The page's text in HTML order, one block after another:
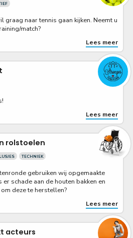
graag naar tennis gaan kijken. Neemt u
match?
Lees meer
Lees meer
rolstoelen
TECHNIEK
gebruiken wij opgemaakte
schade aan de houten bakken en
deze te herstellen?
Lees meer
acteurs